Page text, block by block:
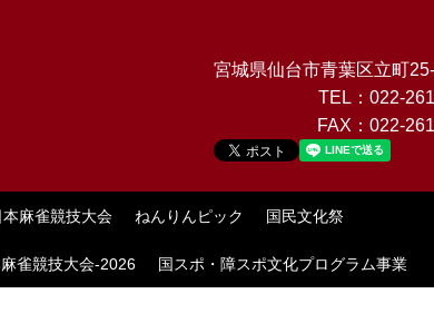
宮城県仙台市青葉区立町
TEL： 022-
FAX： 022-
本麻雀競技大会 ねんりんピック 国民文化祭
雀競技大会-2026 国スポ・障スポ文化プログラム事業